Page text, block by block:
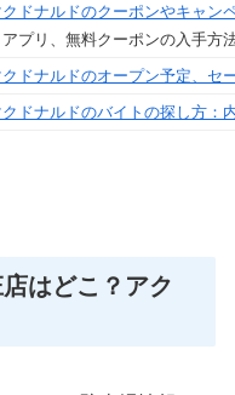
クドナルドのクーポンやキャン
アプリ、無料クーポンの入手方
クドナルドのオープン予定、セ
クドナルドのバイトの探し方：
はどこ？アク